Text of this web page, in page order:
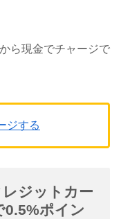
ら現金でチャージで
ジする
レジットカー
0.5%ポイン